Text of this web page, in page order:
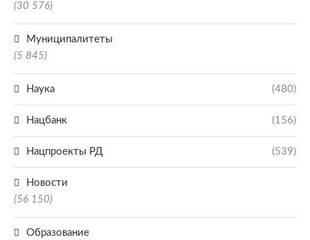
(30 576)
Муниципалитеты
(5 845)
Наука (480)
Нацбанк (156)
Нацпроекты РД (539)
Новости
(56 150)
Образование